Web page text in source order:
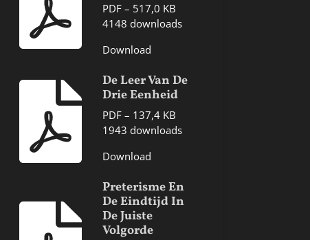
PDF – 517,0 KB
4148 downloads
Download
De Leer Van De
Drie Eenheid
PDF – 137,4 KB
1943 downloads
Download
Preterisme En
De Eindtijd In
De Juiste
Volgorde